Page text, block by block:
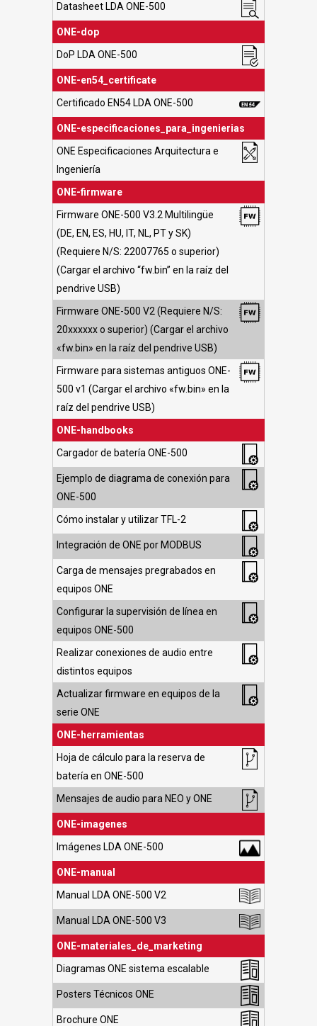
Datasheet LDA ONE-500
ONE-dop
DoP LDA ONE-500
ONE-en54_certificate
Certificado EN54 LDA ONE-500
ONE-especificaciones_para_ingenierias
ONE Especificaciones Arquitectura e
Ingeniería
ONE-firmware
Firmware ONE-500 V3.2 Multilingüe
(DE, EN, ES, HU, IT, NL, PT y SK)
(Requiere N/S: 22007765 o superior)
(Cargar el archivo “fw.bin” en la raíz del
pendrive USB)
Firmware ONE-500 V2 (Requiere N/S:
20xxxxxx o superior) (Cargar el archivo
«fw.bin» en la raíz del pendrive USB)
Firmware para sistemas antiguos ONE-
500 v1 (Cargar el archivo «fw.bin» en la
raíz del pendrive USB)
ONE-handbooks
Cargador de batería ONE-500
Ejemplo de diagrama de conexión para
ONE-500
Cómo instalar y utilizar TFL-2
Integración de ONE por MODBUS
Carga de mensajes pregrabados en
equipos ONE
Configurar la supervisión de línea en
equipos ONE-500
Realizar conexiones de audio entre
distintos equipos
Actualizar firmware en equipos de la
serie ONE
ONE-herramientas
Hoja de cálculo para la reserva de
batería en ONE-500
Mensajes de audio para NEO y ONE
ONE-imagenes
Imágenes LDA ONE-500
ONE-manual
Manual LDA ONE-500 V2
Manual LDA ONE-500 V3
ONE-materiales_de_marketing
Diagramas ONE sistema escalable
Posters Técnicos ONE
Brochure ONE